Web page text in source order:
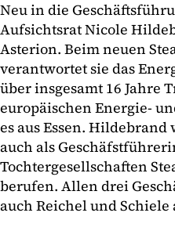
Neu in die
Aufsichtsrat Nicole
Asterion. Beim neuen
verantwortet sie das
über insgesamt 16 Jahre
europäischen Energie-
es aus Essen. Hildebrand
auch als
Tochtergesellschaften
berufen. Allen drei
auch Reichel und Schiele